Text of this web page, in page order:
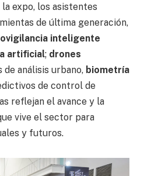
expo, los asistentes
de última generación,
inteligente
artificial; drones
análisis urbano, biometría
de control de
reflejan el avance y la
vive el sector para
y futuros.